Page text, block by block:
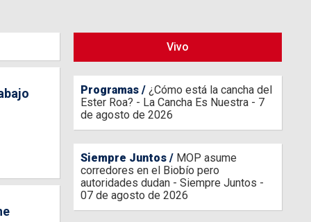
Radio UdeC
Vivo
Programas
¿Cómo está la cancha del
Ester Roa? - La Cancha Es Nuestra - 7
de agosto de 2026
Siempre Juntos
MOP asume
corredores en el Biobío pero
autoridades dudan - Siempre Juntos -
07 de agosto de 2026